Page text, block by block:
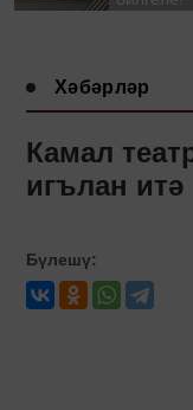
Хәбәрләр
Камал
игълан итә
Бүлешү: